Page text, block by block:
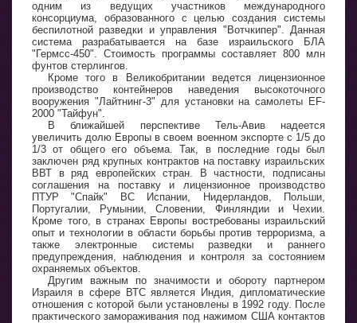
одним из ведущих участников международного
консорциума, образованного с целью создания системы
беспилотной разведки и управления "Вотчкипер". Данная
система разрабатывается на базе израильского БЛА
"Гермсс-450". Стоимость программы составляет 800 млн
фунтов стерлингов.
Кроме того в Великобритании ведется лицензионное
производство контейнеров наведения высокоточного
вооружения "Лайтнинг-3" для установки на самолеты ЕF-
2000 "Тайфун".
В ближайшей перспективе Тель-Авив надеется
увеличить долю Европы в своем военном экспорте с 1/5 до
1/3 от общего его объема. Так, в последние годы был
заключен ряд крупных контрактов на поставку израильских
ВВТ в ряд европейских стран. В частности, подписаны
соглашения на поставку и лицензионное производство
ПТУР "Спайк" ВС Испании, Нидерландов, Польши,
Португалии, Румынии, Словении, Финляндии и Чехии.
Кроме того, в странах Европы востребованы израильский
опыт и технологии в области борьбы против терроризма, а
также электронные системы разведки и раннего
предупреждения, наблюдения и контроля за состоянием
охраняемых объектов.
Другим важным по значимости и обороту партнером
Израиля в сфере ВТС является Индия, дипломатические
отношения с которой были установлены в 1992 году. После
практического замораживания под нажимом США контактов